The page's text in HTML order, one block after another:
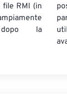
RMI (in
dopo la